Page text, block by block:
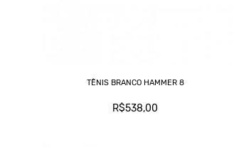
TÊNIS BRANCO HAMMER 8
R$538,00